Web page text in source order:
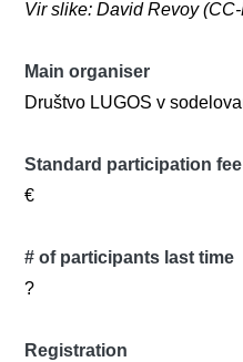
Vir slike: David Revoy
Main organiser
Društvo LUGOS v
Standard participation fee
€
# of participants last time
?
Registration